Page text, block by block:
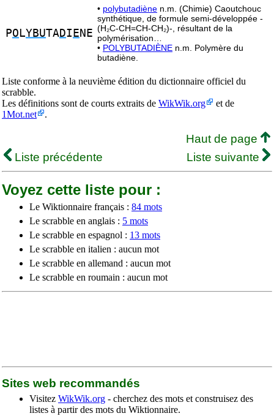
PO LYBUTADI E NE
• polybutadiène n.m. (Chimie) Caoutchouc
synthétique, de formule semi-développée -
(H₂C-CH=CH-CH₂)-, résultant de la
polymérisation…
• POLYBUTADIÈNE n.m. Polymère du
butadiène.
Liste conforme à la neuvième édition du dictionnaire officiel du
scrabble.
Les définitions sont de courts extraits de WikWik.org
et de
1Mot.net
.
Haut de page
Liste précédente
Liste suivante
Voyez cette liste pour :
Le Wiktionnaire français : 84 mots
Le scrabble en anglais : 5 mots
Le scrabble en espagnol : 13 mots
Le scrabble en italien : aucun mot
Le scrabble en allemand : aucun mot
Le scrabble en roumain : aucun mot
Sites web recommandés
Visitez WikWik.org - cherchez des mots et construisez des
listes à partir des mots du Wiktionnaire.